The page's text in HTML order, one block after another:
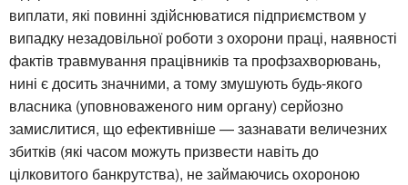
виплати, які повинні здійснюватися підприємством у
випадку незадовільної роботи з охорони праці, наявності
фактів травмування працівників та профзахворювань,
нині є досить значними, а тому змушують будь-якого
власника (уповноваженого ним органу) серйозно
замислитися, що ефективніше — зазнавати величезних
збитків (які часом можуть призвести навіть до
цілковитого банкрутства), не займаючись охороною